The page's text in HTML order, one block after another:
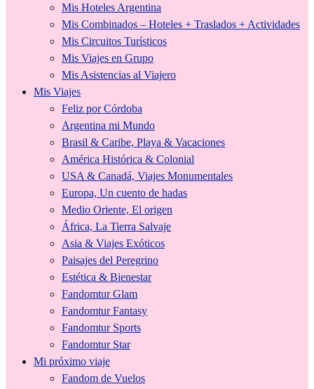
Mis Hoteles Argentina
Mis Combinados – Hoteles + Traslados + Actividades
Mis Circuitos Turísticos
Mis Viajes en Grupo
Mis Asistencias al Viajero
Mis Viajes
Feliz por Córdoba
Argentina mi Mundo
Brasil & Caribe, Playa & Vacaciones
América Histórica & Colonial
USA & Canadá, Viajes Monumentales
Europa, Un cuento de hadas
Medio Oriente, El origen
África, La Tierra Salvaje
Asia & Viajes Exóticos
Paisajes del Peregrino
Estética & Bienestar
Fandomtur Glam
Fandomtur Fantasy
Fandomtur Sports
Fandomtur Star
Mi próximo viaje
Fandom de Vuelos